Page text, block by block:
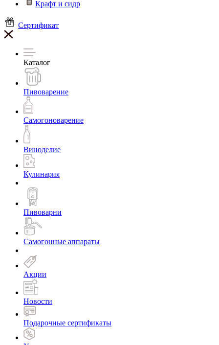
Крафт и сидр
Сертификат
Каталог
Пивоварение
Самогоноварение
Виноделие
Кулинария
Пивоварни
Самогонные аппараты
Акции
Новости
Подарочные сертификаты